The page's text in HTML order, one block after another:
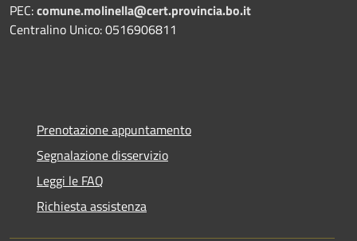
PEC:comune.molinella@cert.provincia.bo.it
Centralino Unico: 0516906811
Prenotazione appuntamento
Segnalazione disservizio
Leggi le FAQ
Richiesta assistenza